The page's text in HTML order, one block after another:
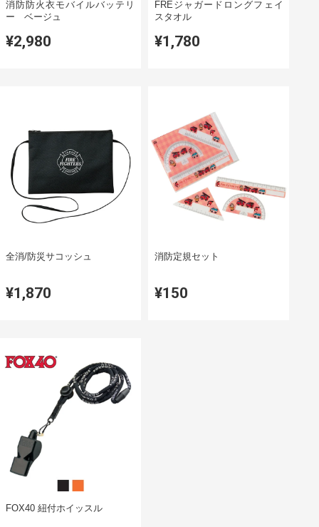
消防防火衣モバイルバッテリ
ー ベージュ
¥2,980
FREジャガードロングフェイ
スタオル
¥1,780
全消/防災サコッシュ
¥1,870
消防定規セット
¥150
FOX40 紐付ホイッスル